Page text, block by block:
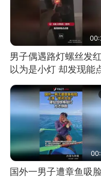
男子偶遇路灯螺丝发红
以为是小灯 却发现能
燃香烟 当事人：已报
处理
国外一男子遭章鱼吸脸